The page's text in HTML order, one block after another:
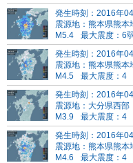
発生時刻：2016年
震源地：熊本県熊本
M5.4
最大震度：6
発生時刻：2016年
震源地：熊本県熊本
M4.5
最大震度：4
発生時刻：2016年
震源地：大分県西部
M3.9
最大震度：4
発生時刻：2016年
震源地：熊本県熊本
M4.6
最大震度：4